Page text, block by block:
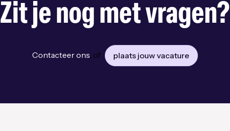
Zit je nog met vragen?
Contacteer ons , of plaats jouw vacature